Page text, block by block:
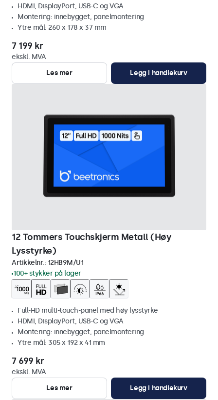
HDMI, DisplayPort, USB-C og VGA
Montering: innebygget, panelmontering
Ytre mål: 260 x 178 x 37 mm
7 199 kr
ekskl. MVA
Les mer
Legg i handlekurv
12 Tommers Touchskjerm Metall (Høy
Lysstyrke)
Artikkelnr.: 12HB9M/U1
100+ stykker på lager
Full-HD multi-touch-panel med høy lysstyrke
HDMI, DisplayPort, USB-C og VGA
Montering: innebygget, panelmontering
Ytre mål: 305 x 192 x 41 mm
7 699 kr
ekskl. MVA
Les mer
Legg i handlekurv